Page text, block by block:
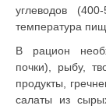
углеводов
температура
В рацион
почки), рыбу,
продукты,
салаты из